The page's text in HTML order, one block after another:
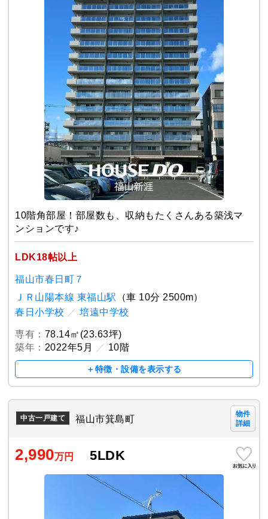
10階角部屋！部屋数も、収納もたくさんある築浅マ
ンションです♪
LDK18帖以上
福山市春日町７
ＪＲ山陽本線 東福山駅
（車 10分 2500m）
春日小学校 ／ 培遠中学校
専有： 78.14㎡(23.63坪)
築年： 2022年5月 ／ 10階
＋特徴・設備を表示する
中古一戸建て 福山市箕島町
物件
詳細
2,990万円 5LDK